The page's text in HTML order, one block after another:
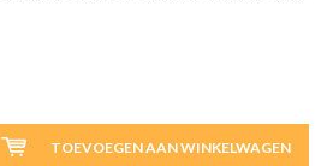
TOEVOEGEN AAN WINKELWAGEN